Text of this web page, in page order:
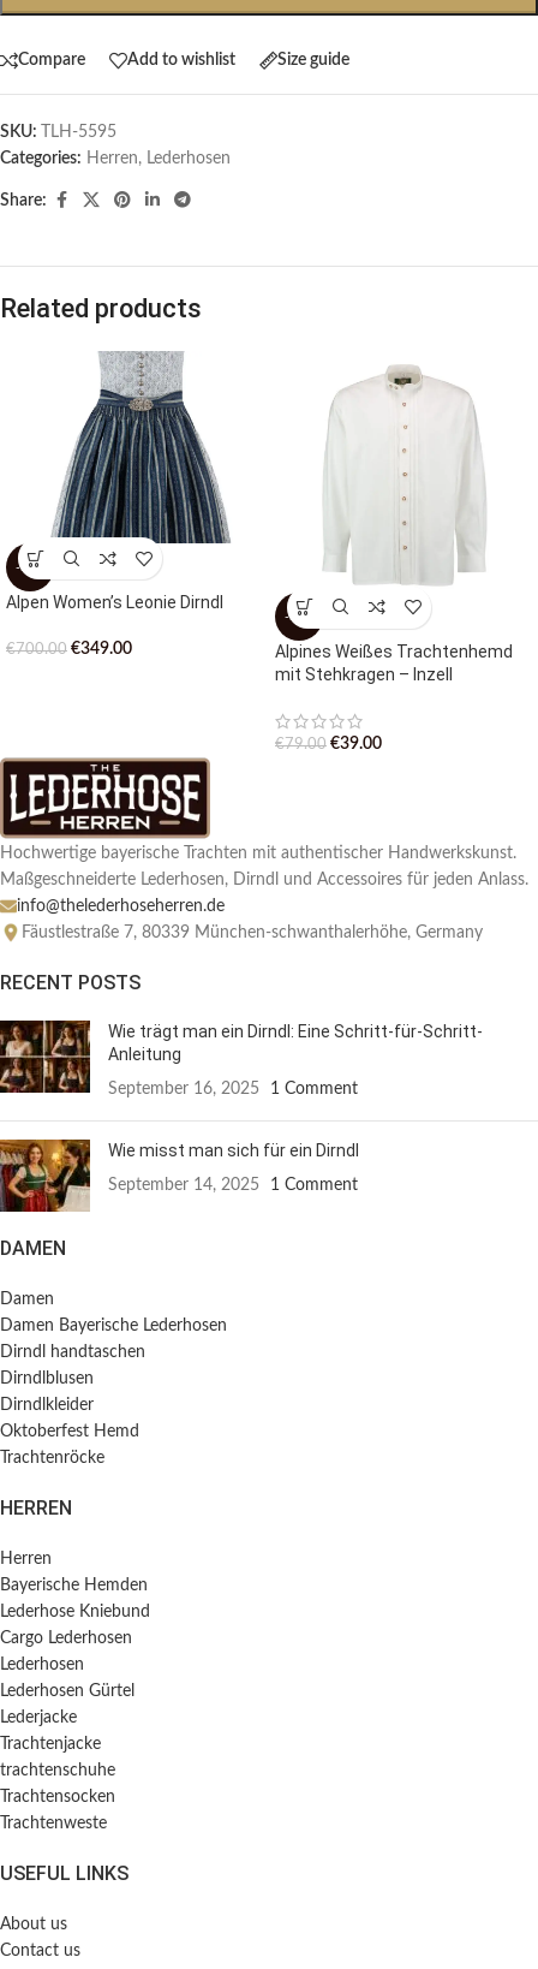
Compare Add to wishlist Size guide
SKU:
TLH-5595
Categories: Herren, Lederhosen
Share:
Related products
-50%
Alpen Women’s Leonie Dirndl
€700.00 €349.00
-51%
Alpines Weißes Trachtenhemd
mit Stehkragen – Inzell
€79.00 €39.00
Hochwertige bayerische Trachten mit authentischer Handwerkskunst.
Maßgeschneiderte Lederhosen, Dirndl und Accessoires für jeden Anlass.
info@thelederhoseherren.de
Fäustlestraße 7, 80339 München-schwanthalerhöhe, Germany
RECENT POSTS
Wie trägt man ein Dirndl: Eine Schritt-für-Schritt-
Anleitung
September 16, 2025 1 Comment
Wie misst man sich für ein Dirndl
September 14, 2025 1 Comment
DAMEN
Damen
Damen Bayerische Lederhosen
Dirndl handtaschen
Dirndlblusen
Dirndlkleider
Oktoberfest Hemd
Trachtenröcke
HERREN
Herren
Bayerische Hemden​
Lederhose Kniebund
Cargo Lederhosen
Lederhosen
Lederhosen Gürtel
Lederjacke
Trachtenjacke
trachtenschuhe
Trachtensocken
Trachtenweste
USEFUL LINKS
About us
Contact us